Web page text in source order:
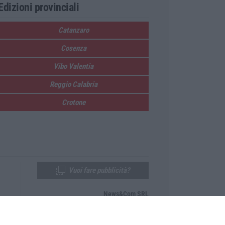
provinciali
Catanzaro
Cosenza
Vibo Valentia
Reggio Calabria
Crotone
News&Com SRL